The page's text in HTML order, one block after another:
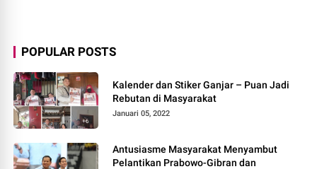
POPULAR POSTS
Kalender dan Stiker Ganjar – Puan Jadi
Rebutan di Masyarakat
Januari 05, 2022
Antusiasme Masyarakat Menyambut
Pelantikan Prabowo-Gibran dan